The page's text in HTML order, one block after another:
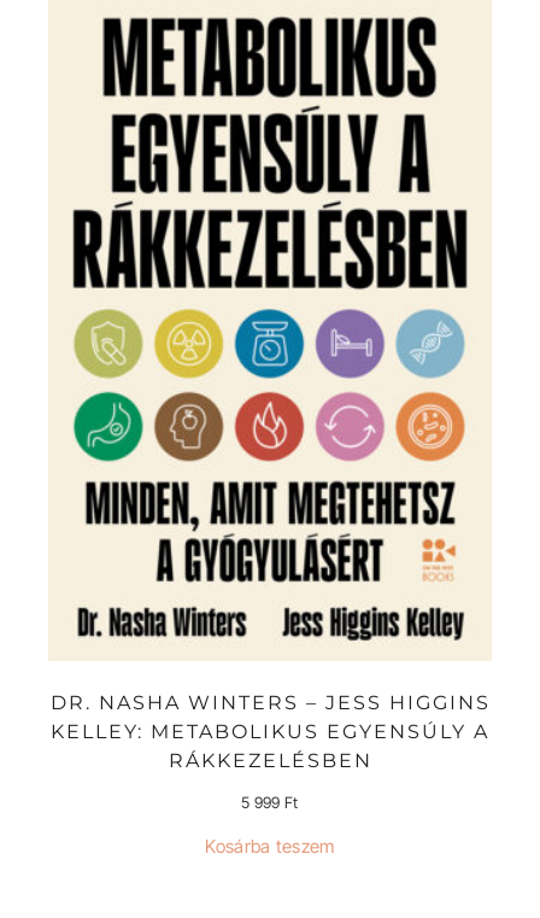
DR. NASHA WINTERS – JESS HIGGINS
KELLEY: METABOLIKUS EGYENSÚLY A
RÁKKEZELÉSBEN
5 999 Ft
Kosárba teszem